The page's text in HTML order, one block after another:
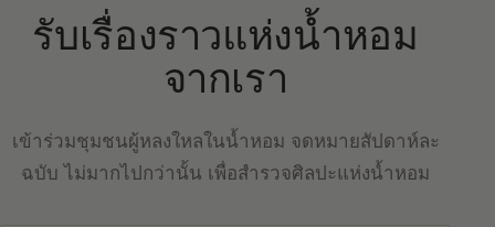
รับเรื่องราวแห่งน้ำหอม
จากเรา
เข้าร่วมชุมชนผู้หลงใหลในน้ำหอม จดหมายสัปดาห์ละ
ฉบับ ไม่มากไปกว่านั้น เพื่อสำรวจศิลปะแห่งน้ำหอม